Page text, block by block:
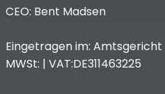
CEO: Bent Madsen
Eingetragen im: Amtsgericht
MWSt: | VAT:DE311463225